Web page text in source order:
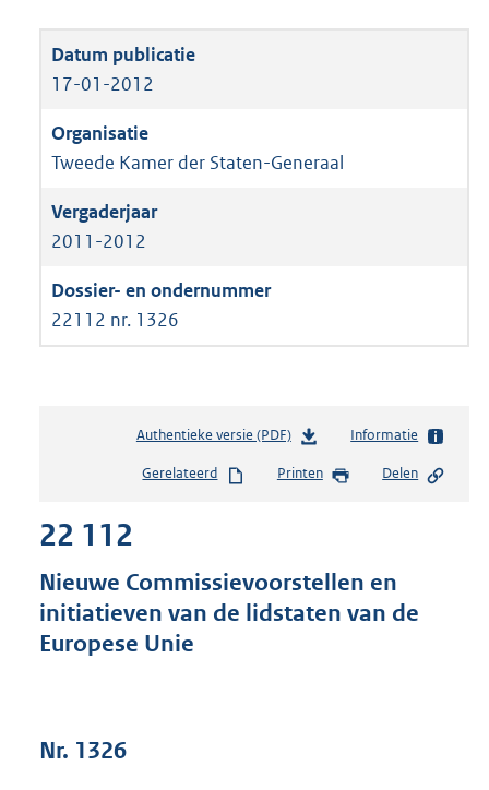
17-01-2012
Tweede Kamer der Staten-Generaal
2011-2012
22112 nr. 1326
Authentieke versie (PDF)b
s
s
g
Informatie
Gerelateerd Printen Delen
22 112
Nieuwe Commissievoorstellen en
initiatieven van de lidstaten van de
Europese Unie
Nr. 1326